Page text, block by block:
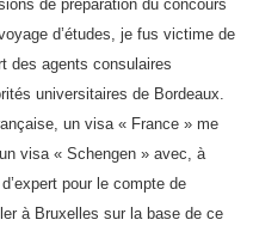
de préparation du concours
d’études, je fus victime de
des agents consulaires
universitaires de Bordeaux.
un visa « France » me
visa « Schengen » avec, à
pour le compte de
à Bruxelles sur la base de ce